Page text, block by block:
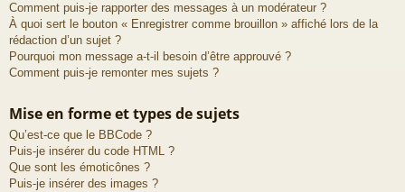
Comment puis-je rapporter des messages à un modérateur ?
À quoi sert le bouton « Enregistrer comme brouillon » affiché lors de la
rédaction d’un sujet ?
Pourquoi mon message a-t-il besoin d’être approuvé ?
Comment puis-je remonter mes sujets ?
Mise en forme et types de sujets
Qu’est-ce que le BBCode ?
Puis-je insérer du code HTML ?
Que sont les émoticônes ?
Puis-je insérer des images ?